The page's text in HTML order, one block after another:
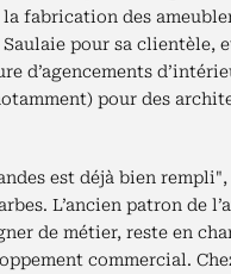
la fabrication des
pour sa clientèle,
d’agencements
pour des
est déjà bien
L’ancien patron de
de métier, reste en
commercial.